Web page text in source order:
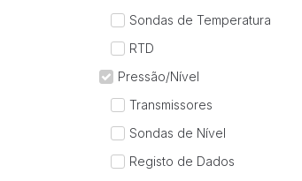
Sondas de Temperatura
RTD
Pressão/Nível
Transmissores
Sondas de Nível
Registo de Dados